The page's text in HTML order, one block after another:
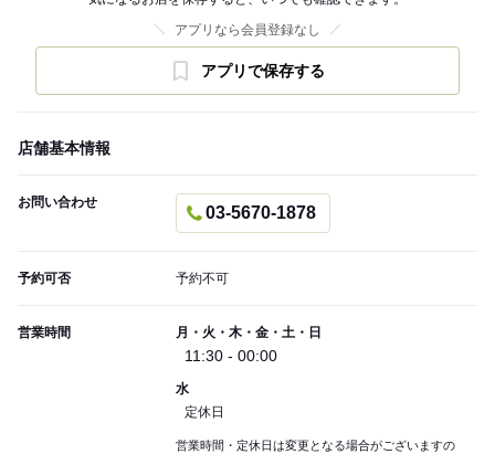
アプリなら会員登録なし
アプリで保存する
店舗基本情報
お問い合わせ
03-5670-1878
予約可否 予約不可
営業時間 月・火・木・金・土・日
11:30 - 00:00
水
定休日
営業時間・定休日は変更となる場合がございますの